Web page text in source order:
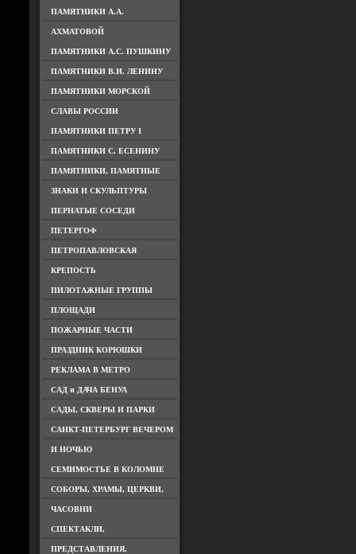
ПАМЯТНИКИ А.А.
АХМАТОВОЙ
ПАМЯТНИКИ А.С. ПУШКИНУ
ПАМЯТНИКИ В.И. ЛЕНИНУ
ПАМЯТНИКИ МОРСКОЙ
СЛАВЫ РОССИИ
ПАМЯТНИКИ ПЕТРУ I
ПАМЯТНИКИ С. ЕСЕНИНУ
ПАМЯТНИКИ, ПАМЯТНЫЕ
ЗНАКИ И СКУЛЬПТУРЫ
ПЕРНАТЫЕ СОСЕДИ
ПЕТЕРГОФ
ПЕТРОПАВЛОВСКАЯ
КРЕПОСТЬ
ПИЛОТАЖНЫЕ ГРУППЫ
ПЛОЩАДИ
ПОЖАРНЫЕ ЧАСТИ
ПРАЗДНИК КОРЮШКИ
РЕКЛАМА В МЕТРО
САД и ДАЧА БЕНУА
САДЫ, СКВЕРЫ И ПАРКИ
САНКТ-ПЕТЕРБУРГ ВЕЧЕРОМ
И НОЧЬЮ
СЕМИМОСТЬЕ В КОЛОМНЕ
СОБОРЫ, ХРАМЫ, ЦЕРКВИ,
ЧАСОВНИ
СПЕКТАКЛИ,
ПРЕДСТАВЛЕНИЯ,